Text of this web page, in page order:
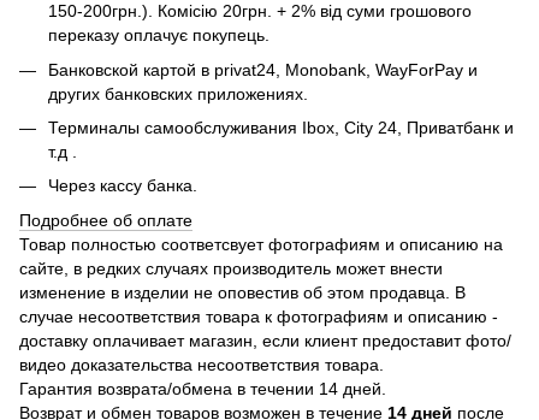
150-200грн.). Комісію 20грн. + 2% від суми грошового
переказу оплачує покупець.
Банковской картой в privat24, Monobank, WayForPay и
других банковских приложениях.
Терминалы самообслуживания Ibox, City 24, Приватбанк и
т.д .
Через кассу банка.
Подробнее об оплате
Товар полностью соответсвует фотографиям и описанию на
сайте, в редких случаях производитель может внести
изменение в изделии не оповестив об этом продавца. В
случае несоответствия товара к фотографиям и описанию -
доставку оплачивает магазин, если клиент предоставит фото/
видео доказательства несоответствия товара.
Гарантия возврата/обмена в течении 14 дней.
Возврат и обмен товаров возможен в течение 14 дней после